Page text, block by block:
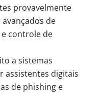
provavelmente
de
controle de
a sistemas
assistentes digitais
de phishing e